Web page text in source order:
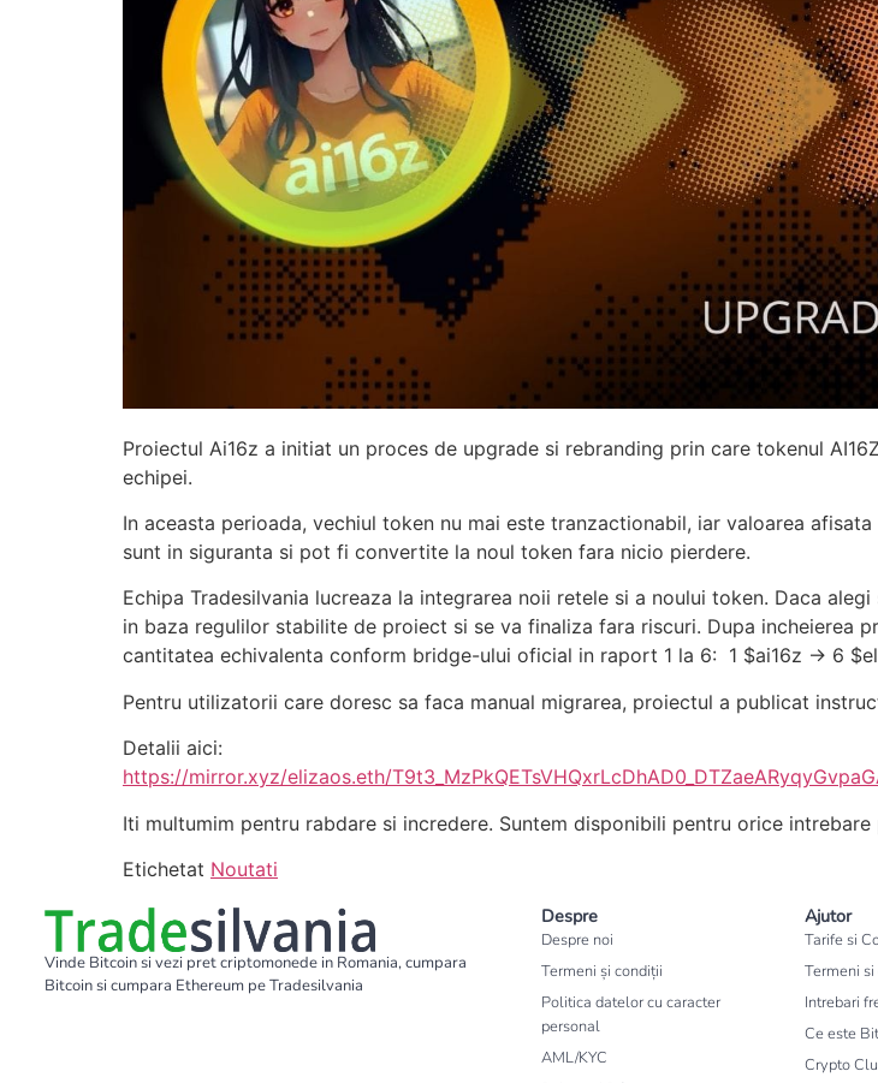
Proiectul Ai16z a initiat un proces de upgrade si rebranding prin care tokenul
echipei.
In aceasta perioada, vechiul token nu mai este tranzactionabil, iar valoarea
sunt in siguranta si pot fi convertite la noul token fara nicio pierdere.
Echipa Tradesilvania lucreaza la integrarea noii retele si a noului token. Daca
in baza regulilor stabilite de proiect si se va finaliza fara riscuri. Dupa incheierea
cantitatea echivalenta conform bridge-ului oficial in raport 1 la 6: 1 $ai16z → 6
Pentru utilizatorii care doresc sa faca manual migrarea, proiectul a publicat
Detalii aici:
https://mirror.xyz/elizaos.eth/
Iti multumim pentru rabdare si incredere. Suntem disponibili pentru orice
Etichetat Noutati
Vinde Bitcoin si vezi pret criptomonede in Romania, cumpara
Bitcoin si cumpara Ethereum pe Tradesilvania
Despre
Despre noi
Termeni și condiții
Politica datelor cu caracter
personal
AML/KYC
Ajutor
Tarife si
Termeni
Intrebari
Ce este
Crypto